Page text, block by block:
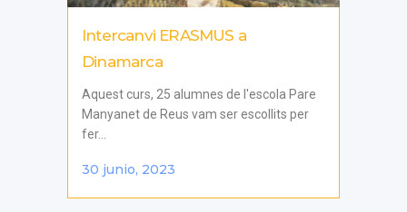
Intercanvi ERASMUS a
Dinamarca
Aquest curs, 25 alumnes de l'escola Pare
Manyanet de Reus vam ser escollits per
fer...
30 junio, 2023